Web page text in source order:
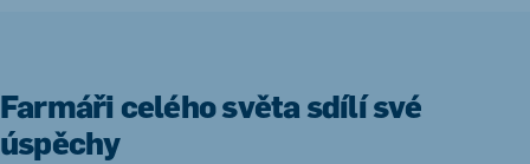
Farmáři celého světa sdílí své
úspěchy